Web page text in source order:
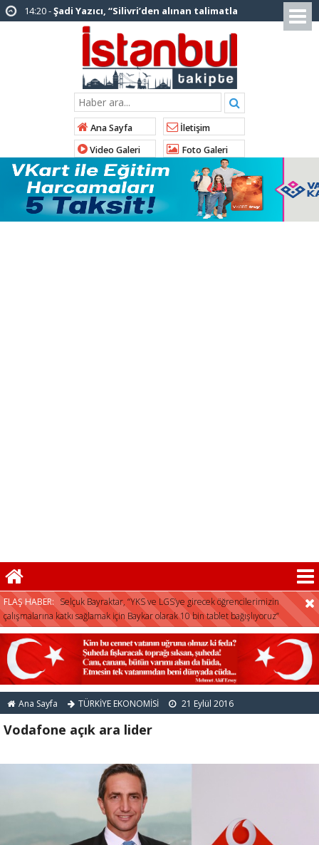
12:12 -AK Parti’ye katılan ilçe belediye
başkanlarından İl Başkanı Özdemir’e ziyaret
Tuzla Belediye Başkanı Eren Ali
Bingöl’den İBB’ye tepki
İstanbul Emniyet Müdürlüğünden
“Gök Kubbe’de, Mavi Vatan’da, Şanlı Topraklarda:
İstanbul Emniyeti Her Yerde” paylaşımı
19:26 -Çekmeköy Belediye Başkanı Orhan
Çerkez AK Parti’ye katıldı
16:56 -İstanbul’da 4 CHP’li belediye başkanı
AK Parti’ye katılıyor
Ana Sayfa
İletişim
Video Galeri
Foto Galeri
FLAŞ HABER: Selçuk Bayraktar, “YKS ve LGS’ye girecek öğrencilerimizin
çalışmalarına katkı sağlamak için Baykar olarak 10 bin tablet bağışlıyoruz”
Ana Sayfa TÜRKİYE EKONOMİSİ 21 Eylül 2016
Vodafone açık ara lider